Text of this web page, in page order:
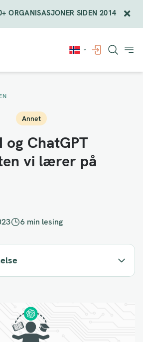
ORGANISASJONER SIDEN 2014
Annet
og ChatGPT
vi lærer på
6 min lesing